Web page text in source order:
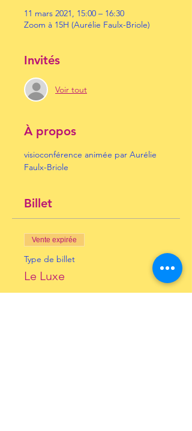
11 mars 2021, 15:00 – 16:30
Zoom à 15H (Aurélie Faulx-Briole)
Invités
Voir tout
À propos
visioconférence animée par Aurélie
Faulx-Briole
Billet
Vente expirée
Type de billet
Le Luxe